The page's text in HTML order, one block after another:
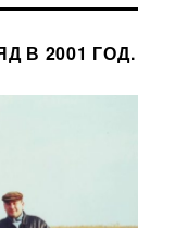
В 2001 ГОД.